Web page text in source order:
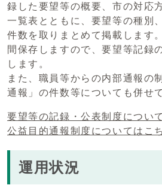
録した要望等の概要、市の対応
一覧表とともに、要望等の種別
件数を取りまとめて掲載します
間保存しますので、要望等記録
します。
また、職員等からの内部通報の
通報」の件数等についても併せ
要望等の記録・公表制度につい
公益目的通報制度についてはこ
運用状況